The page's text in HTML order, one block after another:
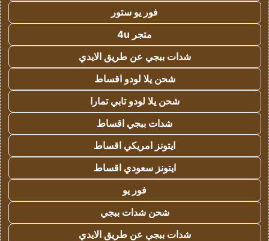
فور يو ستور
متجر 4u
شدات ببجي عن طريق الايدي
شحن يلا لودو اقساط
شحن يلا لودو تابي تمارا
شدات ببجي اقساط
ايتونز امريكي اقساط
ايتونز سعودي اقساط
فور يو
شحن شدات ببجي
شدات ببجي عن طريق الايدي